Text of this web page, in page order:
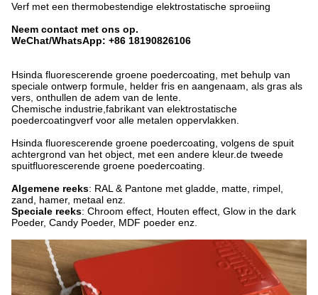
Verf met een thermobestendige elektrostatische sproeiing
Neem contact met ons op.
WeChat/WhatsApp: +86 18190826106
Hsinda fluorescerende groene poedercoating, met behulp van
speciale ontwerp formule, helder fris en aangenaam, als gras als
vers, onthullen de adem van de lente.
Chemische industrie,fabrikant van elektrostatische
poedercoatingverf voor alle metalen oppervlakken.
Hsinda fluorescerende groene poedercoating, volgens de spuit
achtergrond van het object, met een andere kleur.de tweede
spuitfluorescerende groene poedercoating.
Algemene reeks: RAL & Pantone met gladde, matte, rimpel,
zand, hamer, metaal enz.
Speciale reeks: Chroom effect, Houten effect, Glow in the dark
Poeder, Candy Poeder, MDF poeder enz.